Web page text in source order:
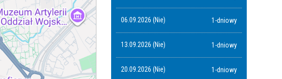
06.09.2026 (Nie) 1-dniowy
13.09.2026 (Nie) 1-dniowy
20.09.2026 (Nie) 1-dniowy